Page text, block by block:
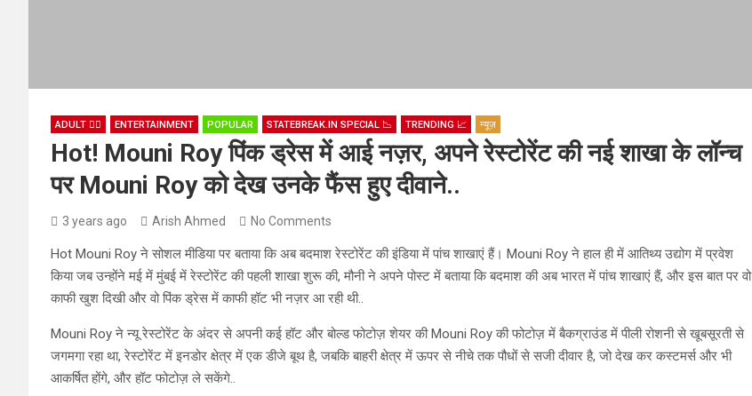
ADULT ❤️‍🔥 ENTERTAINMENT POPULAR STATEBREAK.IN SPECIAL 📉 TRENDING 📈 न्यूज़
Hot! Mouni Roy पिंक ड्रेस में आई नज़र, अपने रेस्टोरेंट की नई शाखा के लॉन्च
पर Mouni Roy को देख उनके फैंस हुए दीवाने..
3 years ago Arish Ahmed No Comments
Hot Mouni Roy ने सोशल मीडिया पर बताया कि अब बदमाश रेस्टोरेंट की इंडिया में पांच शाखाएं हैं। Mouni Roy ने हाल ही में आतिथ्य उद्योग में प्रवेश
किया जब उन्होंने मई में मुंबई में रेस्टोरेंट की पहली शाखा शुरू की, मौनी ने अपने पोस्ट में बताया कि बदमाश की अब भारत में पांच शाखाएं हैं, और इस बात पर वो
काफी खुश दिखी और वो पिंक ड्रेस में काफी हॉट भी नज़र आ रही थी..
Mouni Roy ने न्यू रेस्टोरेंट के अंदर से अपनी कई हॉट और बोल्ड फोटोज़ शेयर की Mouni Roy की फोटोज़ में बैकग्राउंड में पीली रोशनी से खूबसूरती से
जगमगा रहा था, रेस्टोरेंट में इनडोर क्षेत्र में एक डीजे बूथ है, जबकि बाहरी क्षेत्र में ऊपर से नीचे तक पौधों से सजी दीवार है, जो देख कर कस्टमर्स और भी
आकर्षित होंगे, और हॉट फोटोज़ ले सकेंगे..